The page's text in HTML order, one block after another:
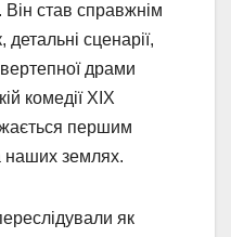
Він став справжнім
сценарії,
драми
комедії XIX
першим
наших землях.
як